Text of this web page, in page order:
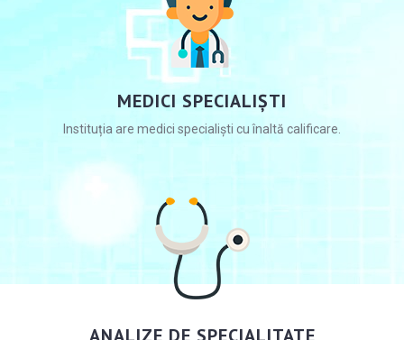
MEDICI SPECIALIȘTI
Instituția are medici specialiști cu înaltă calificare.